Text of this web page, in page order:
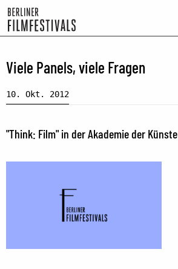
Viele Panels, viele Fragen
10. Okt. 2012
"Think: Film" in der Akademie der Künste